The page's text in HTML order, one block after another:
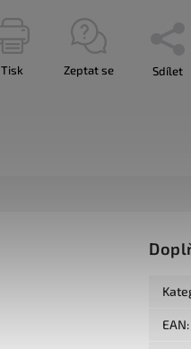
Tisk Zeptat se Sdílet
EAN: